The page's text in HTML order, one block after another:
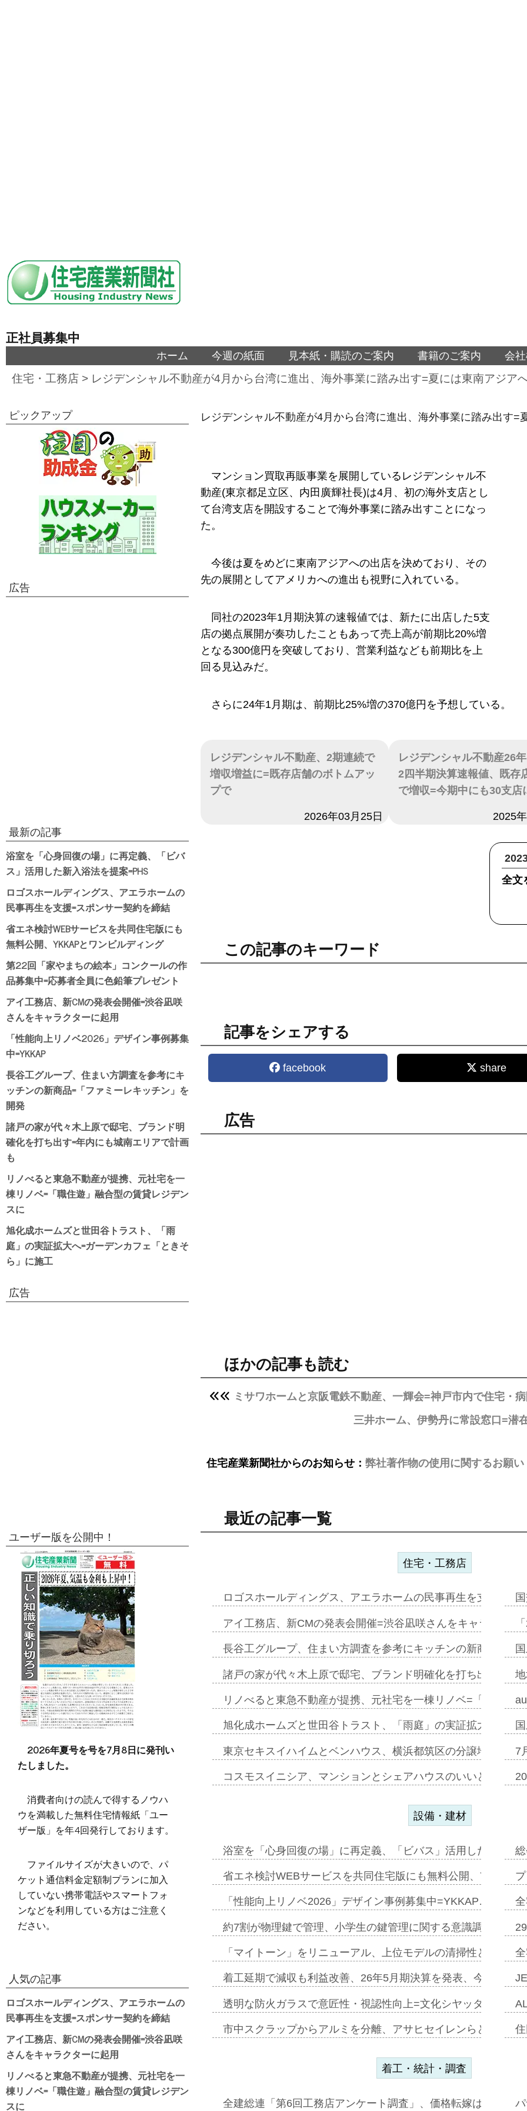
正社員募集中
ホーム 今週の紙面 見本紙・購読のご案内 書籍のご案内 会
住宅・工務店 > レジデンシャル不動産が4月から台湾に進出、海外事業に踏み出す=夏には東南アジア
レジデンシャル不動産が4月から台湾に進出、海外事業に踏み出す=
マンション買取再販事業を展開しているレジデンシャル不
動産(東京都足立区、内田廣輝社長)は4月、初の海外支店とし
て台湾支店を開設することで海外事業に踏み出すことになっ
た。
今後は夏をめどに東南アジアへの出店を決めており、その
先の展開としてアメリカへの進出も視野に入れている。
同社の2023年1月期決算の速報値では、新たに出店した5支
店の拠点展開が奏功したこともあって売上高が前期比20%増
となる300億円を突破しており、営業利益なども前期比を上
回る見込みだ。
さらに24年1月期は、前期比25%増の370億円を予想している。
レジデンシャル不動産、2期連続で
増収増益に=既存店舗のボトムアッ
プで
2026年03月25日
レジデンシャル不動産26
2四半期決算速報値、既存
で増収=今期中にも30支店
2025
全文
この記事のキーワード
記事をシェアする
facebook share
広告
ほかの記事も読む
ミサワホームと京阪電鉄不動産、一輝会=神戸市内で住宅・
三井ホーム、伊勢丹に常設窓口=潜
住宅産業新聞社からのお知らせ： 弊社著作物の使用に関するお願い
最近の記事一覧
住宅・工務店
ロゴスホールディングス、アエラホームの民事再生を支援=ス
アイ工務店、新CMの発表会開催=渋谷凪咲さんをキャラクタ
長谷工グループ、住まい方調査を参考にキッチンの新商品=「
諸戸の家が代々木上原で邸宅、ブランド明確化を打ち出す=年
リノべると東急不動産が提携、元社宅を一棟リノベ=「職住遊
旭化成ホームズと世田谷トラスト、「雨庭」の実証拡大へ=ガ
東京セキスイハイムとベンハウス、横浜都筑区の分譲地開発で
コスモスイニシア、マンションとシェアハウスのいいとこどり
7
設備・建材
浴室を「心身回復の場」に再定義、「ビバス」活用した新入浴
省エネ検討WEBサービスを共同住宅版にも無料公開、YKKAP
「性能向上リノベ2026」デザイン事例募集中=YKKAP…
約7割が物理鍵で管理、小学生の鍵管理に関する意識調査
「マイトーン」をリニューアル、上位モデルの清掃性と安全
着工延期で減収も利益改善、26年5月期決算を発表、今期は増
透明な防火ガラスで意匠性・視認性向上=文化シヤッター…
市中スクラップからアルミを分離、アサヒセイレンらと協働開
着工・統計・調査
全建総連「第6回工務店アンケート調査」、価格転嫁は十分に
ピックアップ
広告
最新の記事
浴室を「心身回復の場」に再定義、「ビバ
ス」活用した新入浴法を提案=PHS
ロゴスホールディングス、アエラホームの
民事再生を支援=スポンサー契約を締結
省エネ検討WEBサービスを共同住宅版にも
無料公開、YKKAPとワンビルディング
第22回「家やまちの絵本」コンクールの作
品募集中=応募者全員に色鉛筆プレゼント
アイ工務店、新CMの発表会開催=渋谷凪咲
さんをキャラクターに起用
「性能向上リノベ2026」デザイン事例募集
中=YKKAP
長谷工グループ、住まい方調査を参考にキ
ッチンの新商品=「ファミーレキッチン」を
開発
諸戸の家が代々木上原で邸宅、ブランド明
確化を打ち出す=年内にも城南エリアで計画
も
リノべると東急不動産が提携、元社宅を一
棟リノベ=「職住遊」融合型の賃貸レジデン
スに
旭化成ホームズと世田谷トラスト、「雨
庭」の実証拡大へ=ガーデンカフェ「ときそ
ら」に施工
広告
ユーザー版を公開中！
2026年夏号を号を7月8日に発刊い
たしました。
消費者向けの読んで得するノウハ
ウを満載した無料住宅情報紙「ユー
ザー版」を年4回発行しております。
ファイルサイズが大きいので、パ
ケット通信料金定額制プランに加入
していない携帯電話やスマートフォ
ンなどを利用している方はご注意く
ださい。
人気の記事
ロゴスホールディングス、アエラホームの
民事再生を支援=スポンサー契約を締結
アイ工務店、新CMの発表会開催=渋谷凪咲
さんをキャラクターに起用
リノべると東急不動産が提携、元社宅を一
棟リノベ=「職住遊」融合型の賃貸レジデン
スに